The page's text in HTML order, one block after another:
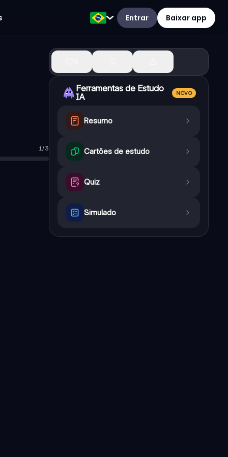
Entrar Baixar app
1/3
a necessidade dos fusos horários.
forma desigual em diferentes pontos do planeta.
Ferramentas de Estudo
IA
NOVO
Resumo
Cartões de estudo
Quiz
Simulado